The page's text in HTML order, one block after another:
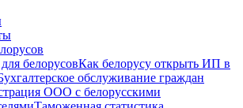
белорусовКак белорусу открыть ИП в
обслуживание граждан
ООО с белорусскими